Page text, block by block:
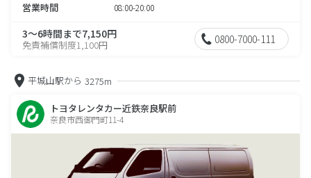
営業時間 08:00-20:00
3～6時間まで7,150円
免責補償制度1,100円 0800-7000-111
平城山駅から 3275m
トヨタレンタカー近鉄奈良駅前
奈良市西御門町11-4